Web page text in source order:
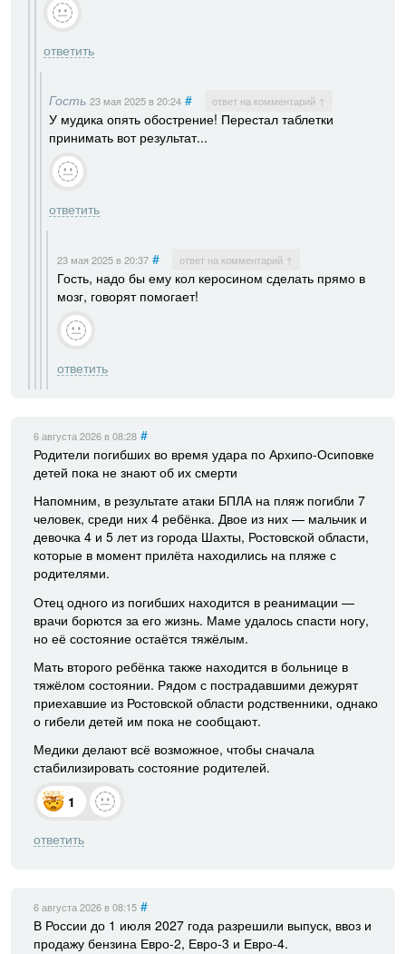
ответить
Гость 23 мая 2025 в 20:24 # ответ на комментарий ↑
У мудика опять обострение! Перестал таблетки
принимать вот результат...
ответить
23 мая 2025 в 20:37 # ответ на комментарий ↑
Гость, надо бы ему кол керосином сделать прямо в
мозг, говорят помогает!
ответить
6 августа 2026 в 08:28 #
Родители погибших во время удара по Архипо-Осиповке
детей пока не знают об их смерти
Напомним, в результате атаки БПЛА на пляж погибли 7
человек, среди них 4 ребёнка. Двое из них — мальчик и
девочка 4 и 5 лет из города Шахты, Ростовской области,
которые в момент прилёта находились на пляже с
родителями.
Отец одного из погибших находится в реанимации —
врачи борются за его жизнь. Маме удалось спасти ногу,
но её состояние остаётся тяжёлым.
Мать второго ребёнка также находится в больнице в
тяжёлом состоянии. Рядом с пострадавшими дежурят
приехавшие из Ростовской области родственники, однако
о гибели детей им пока не сообщают.
Медики делают всё возможное, чтобы сначала
стабилизировать состояние родителей.
1
ответить
6 августа 2026 в 08:15 #
В России до 1 июля 2027 года разрешили выпуск, ввоз и
продажу бензина Евро-2, Евро-3 и Евро-4.